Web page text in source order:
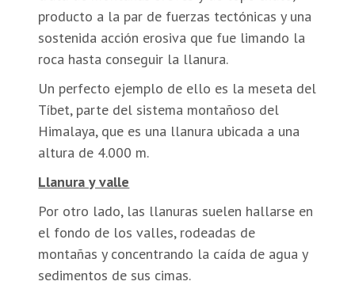
producto a la par de fuerzas tectónicas y una
sostenida acción erosiva que fue limando la
roca hasta conseguir la llanura.
Un perfecto ejemplo de ello es la meseta del
Tíbet, parte del sistema montañoso del
Himalaya, que es una llanura ubicada a una
altura de 4.000 m.
Llanura y valle
Por otro lado, las llanuras suelen hallarse en
el fondo de los valles, rodeadas de
montañas y concentrando la caída de agua y
sedimentos de sus cimas.